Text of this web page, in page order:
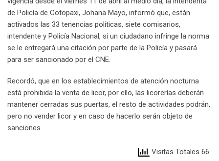
de Policía de Cotopaxi, Johana Mayo, informó que, están
activados las 33 tenencias políticas, siete comisarios,
intendente y Policía Nacional, si un ciudadano infringe la norma
se le entregará una citación por parte de la Policía y pasará
para ser sancionado por el CNE.
Recordó, que en los establecimientos de atención nocturna
está prohibida la venta de licor, por ello, las licorerías deberán
mantener cerradas sus puertas, el resto de actividades podrán,
pero no vender licor y en caso de hacerlo serán objeto de
sanciones.
Visitas Totales 66